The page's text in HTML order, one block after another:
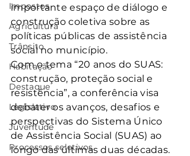
Impostos
Agricultura
Trânsito
Habitação
Destaque
Legislativo
Juventude
Processos seletivos
importante espaço de diálogo e
construção coletiva sobre as
políticas públicas de assistência
social no município.
Com o tema “20 anos do SUAS:
construção, proteção social e
resistência”, a conferência visa
debater os avanços, desafios e
perspectivas do Sistema Único
de Assistência Social (SUAS) ao
longo das últimas duas décadas.